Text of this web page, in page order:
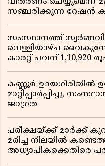
വിതരണം ചെയ്യുമെന്ന്
സഞ്ചരിക്കുന്ന റേഷൻ
സംസ്ഥാനത്ത്
വെള്ളിയാഴ്ച
കാരറ്റ് പവന് 1,10,920
കണ്ണൂർ
മാറ്റിപ്പാർപ്പിച്ചു,
ജാഗ്രത
പരീക്ഷയ്ക്ക് മാർക്ക്
മരിച്ച നിലയിൽ
അധ്യാപികക്കെതിരെ